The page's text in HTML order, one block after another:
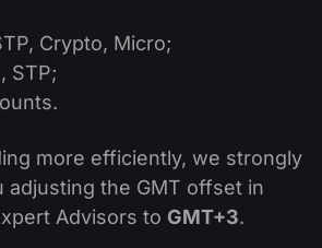
者
Crypto, Micro;
STP;
more efficiently, we strongly
adjusting the GMT offset in
Advisors to GMT+3.